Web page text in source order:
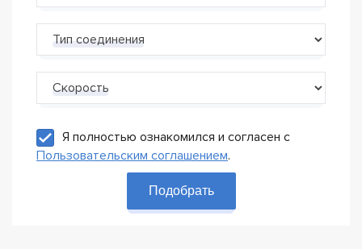
Тип соединения
Скорость
Я полностью ознакомился и согласен с
Пользовательским соглашением.
Подобрать